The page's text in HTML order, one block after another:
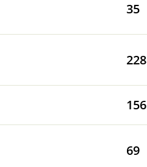
35
228
156
69